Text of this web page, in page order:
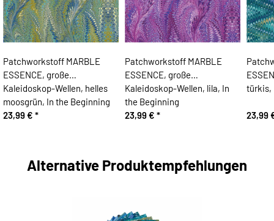
Patchworkstoff MARBLE
ESSENCE, große
Kaleidoskop-Wellen, helles
moosgrün, In the Beginning
23,99 € *
Patchworkstoff MARBLE
ESSENCE, große
Kaleidoskop-Wellen, lila, In
the Beginning
23,99 € *
türkis,
23,99
Alternative Produktempfehlungen